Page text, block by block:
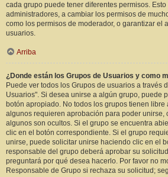
cada grupo puede tener diferentes permisos.
administradores, a cambiar los permisos de
como los permisos de moderador, o garantizar el
usuarios.
Arriba
¿Donde están los Grupos de Usuarios y como
Puede ver todos los Grupos de usuarios a través
Usuarios". Si desea unirse a algún grupo, puede
botón apropiado. No todos los grupos tienen libre
algunos requieren aprobación para poder unirse,
algunos son ocultos. Si el grupo se encuentra
clic en el botón correspondiente. Si el grupo
unirse, puede solicitar unirse haciendo clic en el
responsable del grupo deberá aprobar su
preguntará por qué desea hacerlo. Por favor no
Responsable de Grupo si rechaza su solicitud;